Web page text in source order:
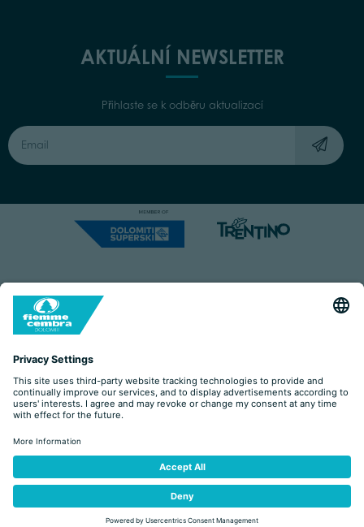
ŽÁDOST
AKTUÁLNÍ NEWSLETTER
Přihlaste se k odběru aktualizací
Capitale Sociale: Euro 220.000,00 | VAT: 01901280220
COOKIES IMPRINT